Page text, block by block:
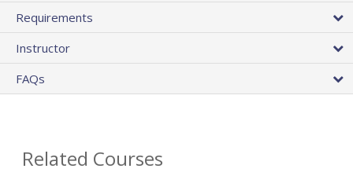
Requirements
Instructor
FAQs
Related Courses